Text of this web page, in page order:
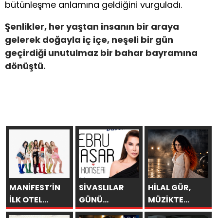
bütünleşme anlamına geldiğini vurguladı.
Şenlikler, her yaştan insanın bir araya
gelerek doğayla iç içe, neşeli bir gün
geçirdiği unutulmaz bir bahar bayramına
dönüştü.
MANİFEST’İN
İLK OTEL
KONSERİ 7
SİVASLILAR
GÜNÜ
KUTLAMALARINDA
HİLAL GÜR,
MÜZİKTE
YARAYI